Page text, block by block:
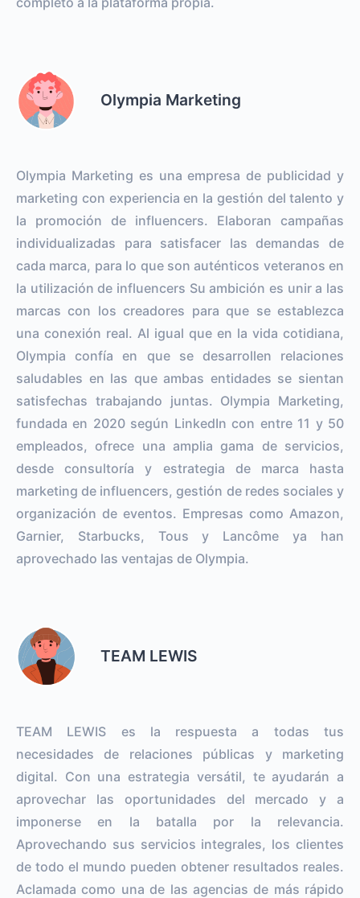
Olympia Marketing
Olympia Marketing es una empresa de publicidad y
marketing con experiencia en la gestión del talento y
la promoción de influencers. Elaboran campañas
individualizadas para satisfacer las demandas de
cada marca, para lo que son auténticos veteranos en
la utilización de influencers Su ambición es unir a las
marcas con los creadores para que se establezca
una conexión real. Al igual que en la vida cotidiana,
Olympia confía en que se desarrollen relaciones
saludables en las que ambas entidades se sientan
satisfechas trabajando juntas. Olympia Marketing,
fundada en 2020 según LinkedIn con entre 11 y 50
empleados, ofrece una amplia gama de servicios,
desde consultoría y estrategia de marca hasta
marketing de influencers, gestión de redes sociales y
organización de eventos. Empresas como Amazon,
Garnier, Starbucks, Tous y Lancôme ya han
aprovechado las ventajas de Olympia.
TEAM LEWIS
TEAM LEWIS es la respuesta a todas tus
necesidades de relaciones públicas y marketing
digital. Con una estrategia versátil, te ayudarán a
aprovechar las oportunidades del mercado y a
imponerse en la batalla por la relevancia.
Aprovechando sus servicios integrales, los clientes
de todo el mundo pueden obtener resultados reales.
Aclamada como una de las agencias de más rápido